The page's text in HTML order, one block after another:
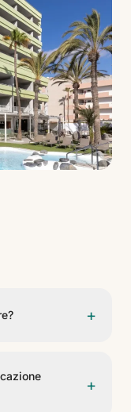
+
gli stabilimenti
della
+